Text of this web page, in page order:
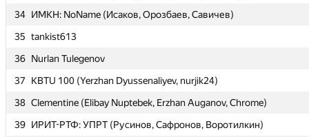
34 ИМКН: NoName (Исаков, Орозбаев, Савичев)
35 tankist613
36 Nurlan Tulegenov
37
KBTU 100 (Yerzhan Dyussenaliyev, nurjik24)
38 Clementine (Elibay Nuptebek, Erzhan Auganov, Chrome)
39 ИРИТ-РТФ: УПРТ (Русинов, Сафронов, Воротилкин)
34 ИМКН: NoName (Исаков, Орозбаев, Савичев)
35 tankist613
36 Nurlan Tulegenov
37
KBTU 100 (Yerzhan Dyussenaliyev, nurjik24)
38 Clementine (Elibay Nuptebek, Erzhan Auganov, Chrome)
39 ИРИТ-РТФ: УПРТ (Русинов, Сафронов, Воротилкин)